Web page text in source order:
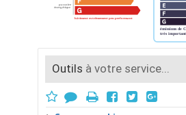
Outils à votre service...